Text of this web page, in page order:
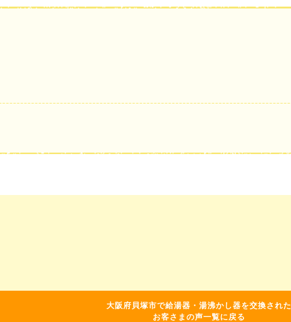
大阪府貝塚市で給湯器・湯沸かし器を交換された
お客さまの声一覧に戻る